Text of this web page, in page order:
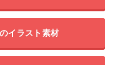
イラスト素材